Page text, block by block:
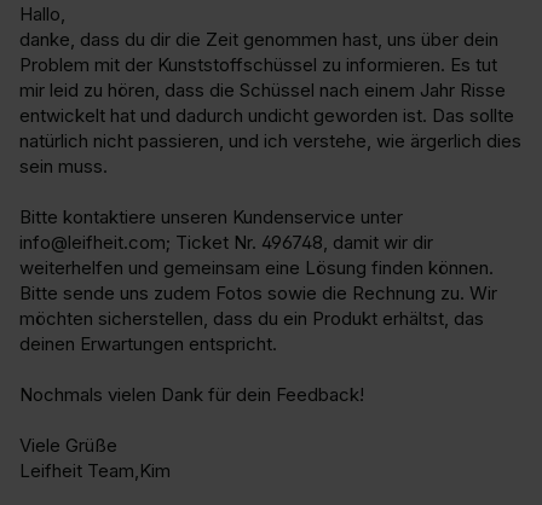
Hallo,
danke, dass du dir die Zeit genommen hast, uns über dein
Problem mit der Kunststoffschüssel zu informieren. Es tut
mir leid zu hören, dass die Schüssel nach einem Jahr Risse
entwickelt hat und dadurch undicht geworden ist. Das sollte
natürlich nicht passieren, und ich verstehe, wie ärgerlich dies
sein muss.
Bitte kontaktiere unseren Kundenservice unter
info@leifheit.com; Ticket Nr. 496748, damit wir dir
weiterhelfen und gemeinsam eine Lösung finden können.
Bitte sende uns zudem Fotos sowie die Rechnung zu. Wir
möchten sicherstellen, dass du ein Produkt erhältst, das
deinen Erwartungen entspricht.
Nochmals vielen Dank für dein Feedback!
Viele Grüße
Leifheit Team,Kim